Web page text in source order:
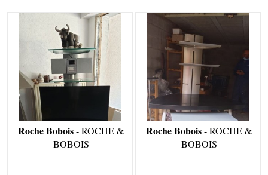
Roche Bobois- ROCHE &
BOBOIS
Roche Bobois- ROCHE &
BOBOIS